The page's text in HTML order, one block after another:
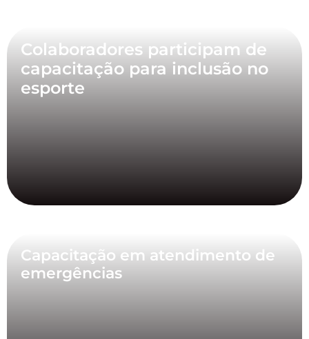
Colaboradores participam de
capacitação para inclusão no
esporte
Capacitação em atendimento de
emergências